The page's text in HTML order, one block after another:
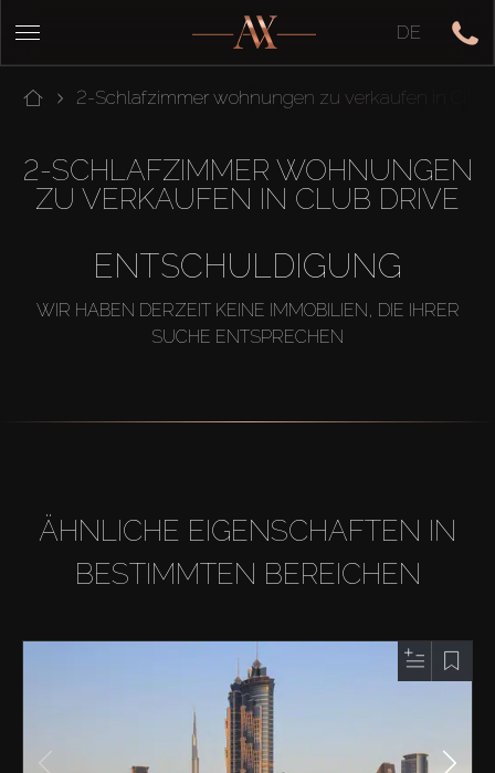
DE
2-Schlafzimmer wohnungen zu verkaufen in Club
2-SCHLAFZIMMER WOHNUNGEN
ZU VERKAUFEN IN CLUB DRIVE
ENTSCHULDIGUNG
WIR HABEN DERZEIT KEINE IMMOBILIEN, DIE IHRER
SUCHE ENTSPRECHEN
ÄHNLICHE EIGENSCHAFTEN IN
BESTIMMTEN BEREICHEN